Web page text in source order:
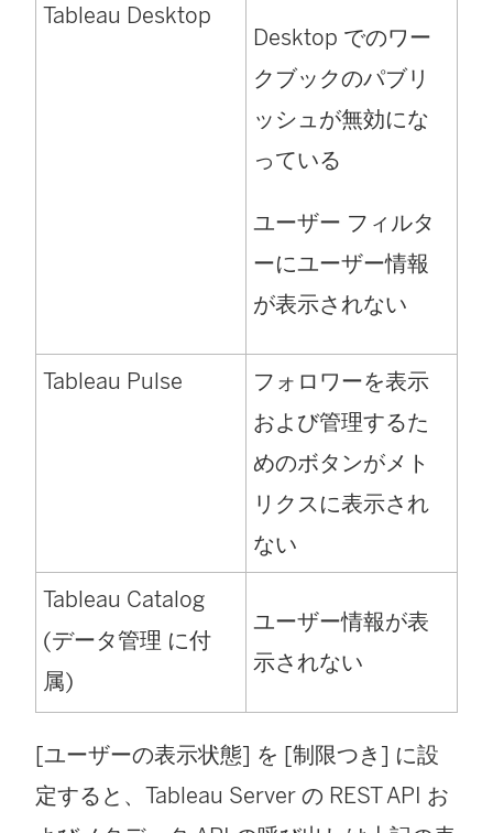
Tableau Desktop
Desktop でのワー
クブックのパブリ
ッシュが無効にな
っている
ユーザー フィルタ
ーにユーザー情報
が表示されない
Tableau Pulse
フォロワーを表示
および管理するた
めのボタンがメト
リクスに表示され
ない
Tableau Catalog
(データ管理 に付
属)
ユーザー情報が表
示されない
[ユーザーの表示状態] を [制限つき] に設
定すると、Tableau Server の REST API お